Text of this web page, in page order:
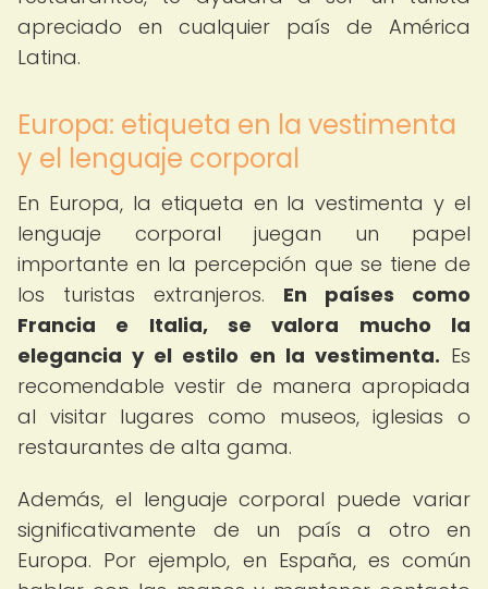
apreciado en cualquier país de América
Latina.
Europa: etiqueta en la vestimenta
y el lenguaje corporal
En Europa, la etiqueta en la vestimenta y el
lenguaje corporal juegan un papel
importante en la percepción que se tiene de
los turistas extranjeros. En países como
Francia e Italia, se valora mucho la
elegancia y el estilo en la vestimenta. Es
recomendable vestir de manera apropiada
al visitar lugares como museos, iglesias o
restaurantes de alta gama.
Además, el lenguaje corporal puede variar
significativamente de un país a otro en
Europa. Por ejemplo, en España, es común